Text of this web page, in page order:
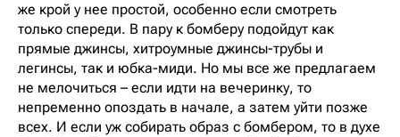
же крой у нее простой, особенно если смотреть
только спереди. В пару к бомберу подойдут как
прямые джинсы, хитроумные джинсы-трубы и
легинсы, так и юбка-миди. Но мы все же предлагаем
не мелочиться – если идти на вечеринку, то
непременно опоздать в начале, а затем уйти позже
всех. И если уж собирать образ с бомбером, то в духе